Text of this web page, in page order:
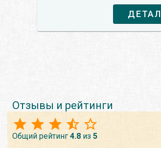
Отзывы и рейтинги
Общий рейтинг 4.8из 5